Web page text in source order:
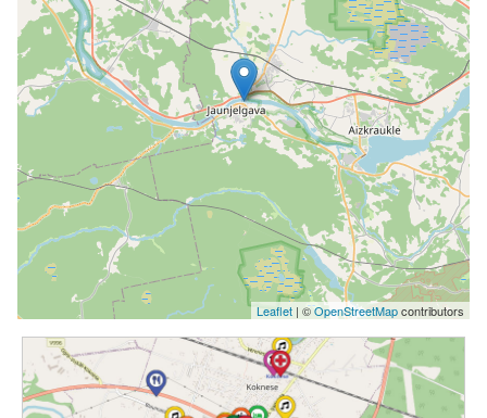
Leaflet | ©OpenStreetMapcontributors